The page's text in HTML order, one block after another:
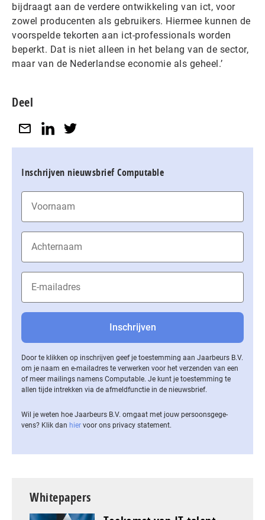
bijdraagt aan de verdere ontwikkeling van ict, voor
zowel producenten als gebruikers. Hiermee kunnen de
voorspelde tekorten aan ict-professionals worden
beperkt. Dat is niet alleen in het belang van de sector,
maar van de Nederlandse economie als geheel.’
Deel
Inschrijven nieuwsbrief Computable
Door te klikken op inschrijven geef je toestemming aan Jaarbeurs B.V.
om je naam en e-mailadres te verwerken voor het verzenden van een
of meer mailings namens Computable. Je kunt je toestemming te
allen tijde intrekken via de af­meld­func­tie in de nieuwsbrief.
Wil je weten hoe Jaarbeurs B.V. omgaat met jouw per­soons­ge­ge­
vens? Klik dan hier voor ons privacy statement.
Whitepapers